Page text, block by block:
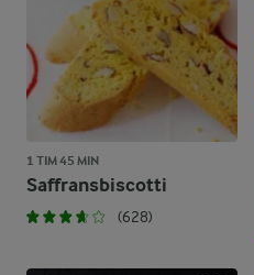
1 TIM 45 MIN
Saffransbiscotti
(628)